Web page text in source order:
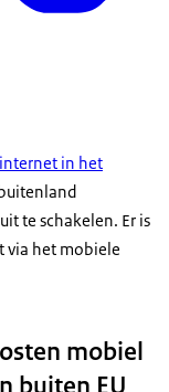
in het
te schakelen. Er is
via het mobiele
mobiel